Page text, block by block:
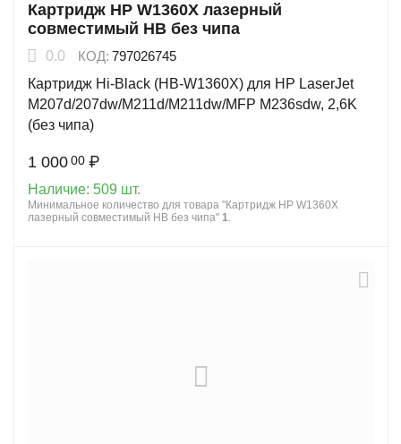
Картридж HP W1360X лазерный
совместимый HB без чипа
0.0 КОД: 797026745
Картридж Hi-Black (HB-W1360X) для HP LaserJet
M207d/207dw/M211d/M211dw/MFP M236sdw, 2,6K
(без чипа)
1 000 00 ₽
Наличие: 509 шт.
Минимальное количество для товара "Картридж HP W1360X
лазерный совместимый HB без чипа" 1.